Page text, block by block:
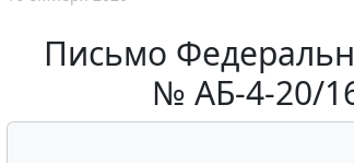
Письмо
№ АБ-4-20/